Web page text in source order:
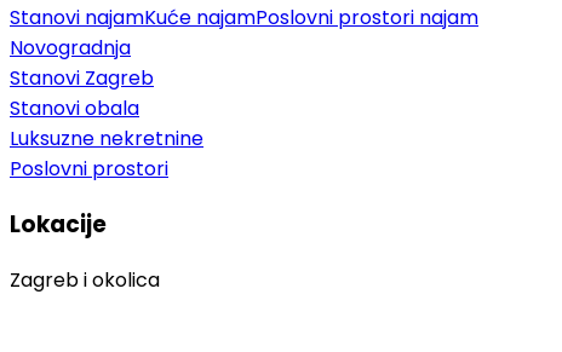
Stanovi najamKuće najamPoslovni prostori najam
Novogradnja
Stanovi Zagreb
Stanovi obala
Luksuzne nekretnine
Poslovni prostori
Lokacije
Zagreb i okolica